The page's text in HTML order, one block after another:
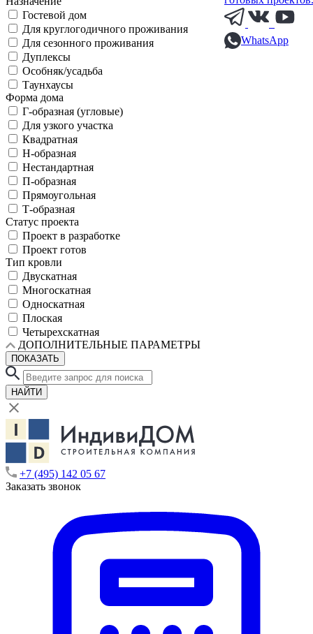
WhatsApp
Гостевой дом
Для круглогодичного проживания
Для сезонного проживания
Дуплексы
Особняк/усадьба
Таунхаусы
Форма дома
Г-образная (угловые)
Для узкого участка
Квадратная
Н-образная
Нестандартная
П-образная
Прямоугольная
Т-образная
Статус проекта
Проект в разработке
Проект готов
Тип кровли
Двускатная
Многоскатная
Односкатная
Плоская
Четырехскатная
ДОПОЛНИТЕЛЬНЫЕ ПАРАМЕТРЫ
ПОКАЗАТЬ
НАЙТИ
+7 (495) 142 05 67
Заказать звонок